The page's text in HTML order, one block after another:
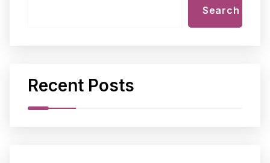
Search
Recent Posts